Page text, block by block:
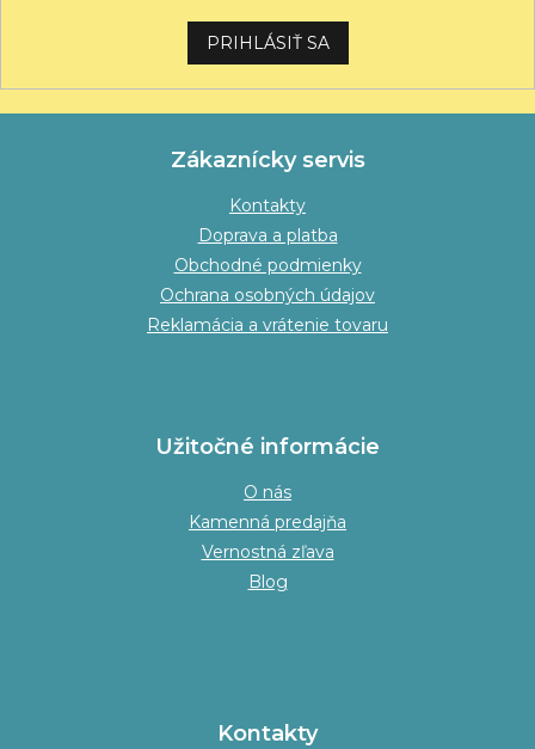
PRIHLÁSIŤ SA
Zákaznícky servis
Kontakty
Doprava a platba
Obchodné podmienky
Ochrana osobných údajov
Reklamácia a vrátenie tovaru
Užitočné informácie
O nás
Kamenná predajňa
Vernostná zľava
Blog
Kontakty